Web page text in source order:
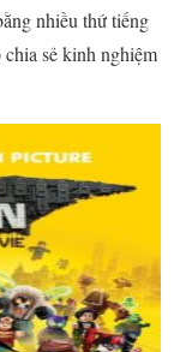
nhiều thứ tiếng
sẻ kinh nghiệm